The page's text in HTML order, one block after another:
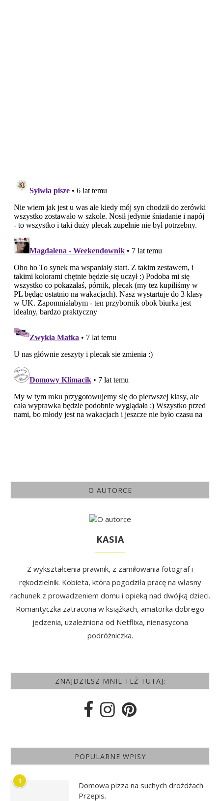
O AUTORCE
KASIA
Z wykształcenia prawnik, z zamiłowania fotograf i
rękodzielnik. Kobieta, która pogodziła pracę na własny
rachunek z prowadzeniem domu i opieką nad dwójką dzieci.
Romantyczka zatracona w książkach, amatorka dobrego
jedzenia, uzależniona od Netflixa, nienasycona
podróżniczka.
ZNAJDZIESZ MNIE TEŻ TUTAJ:
POPULARNE WPISY
1
Domowa pizza na suchych drożdżach.
Przepis.